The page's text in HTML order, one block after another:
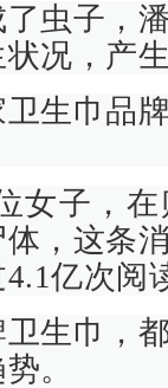
虫子，
况，产
生巾品
女子，
，这条
亿次阅
生巾，
。